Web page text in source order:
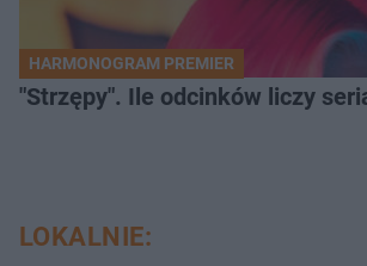
HARMONOGRAM PREMIER
"Strzępy". Ile odcinków liczy
LOKALNIE: